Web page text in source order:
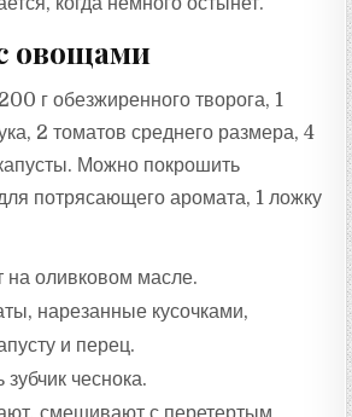
овощами
г обезжиренного творога, 1
2 томатов среднего размера, 4
Можно покрошить
потрясающего аромата, 1 ложку
на оливковом масле.
нарезанные кусочками,
и перец.
чеснока.